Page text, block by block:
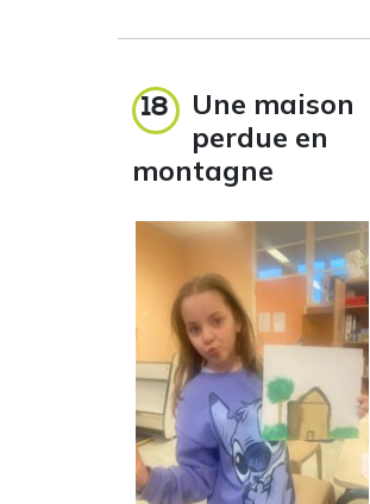
18
Une maison
perdue en
montagne